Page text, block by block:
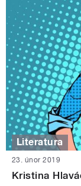
Literatura
23. únor 2019
Kristina